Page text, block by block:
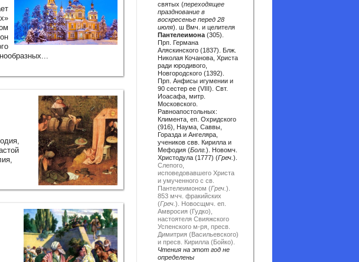
самых разнообразных...
святых (переходящее
празднование в
воскресенье перед 28
июля). ш Вмч. и целителя
Пантелеимона (305).
Прп. Германа
Аляскинского (1837). Блж.
Николая Кочанова, Христа
ради юродивого,
Новгородского (1392).
Прп. Анфисы игумении и
90 сестер ее (VIII). Свт.
Иоасафа, митр.
Московского.
Равноапостольных:
Климента, еп. Охридского
(916), Наума, Саввы,
Горазда и Ангеляра,
учеников свв. Кирилла и
Мефодия (Болг.). Новомч.
Христодула (1777) (Греч. ).
Слепого,
исповедовавшего Христа
и умученного с св.
Пантелеимоном (Греч. ).
853 мчч. фракийских
(Греч. ).
Новосщмч. еп.
Амвросия (Гудко),
настоятеля Свияжского
Успенского м-ря, пресв.
Димитрия (Васильевского)
и пресв. Кирилла (Бойко).
Чтения на этот год не
определены